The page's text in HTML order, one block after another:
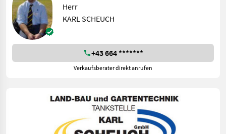
Herr
KARL SCHEUCH
+43 664 *******
Verkaufsberater direkt anrufen